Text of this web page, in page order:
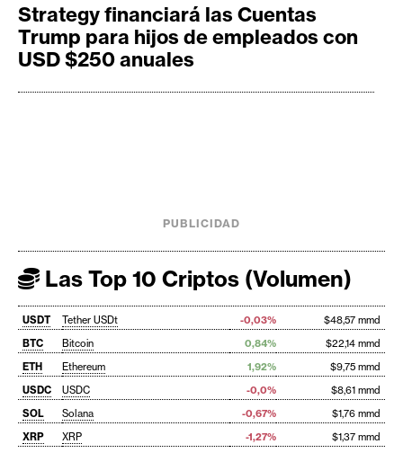
Strategy financiará las Cuentas
Trump para hijos de empleados con
USD $250 anuales
PUBLICIDAD
Las Top 10 Criptos (Volumen)
USDT Tether USDt -0,03%
$48,57 mmd
BTC
Bitcoin 0,84%
$22,14 mmd
ETH
Ethereum 1,92%
$9,75 mmd
USDC
USDC -0,0%
$8,61 mmd
SOL
Solana -0,67%
$1,76 mmd
XRP
XRP -1,27%
$1,37 mmd